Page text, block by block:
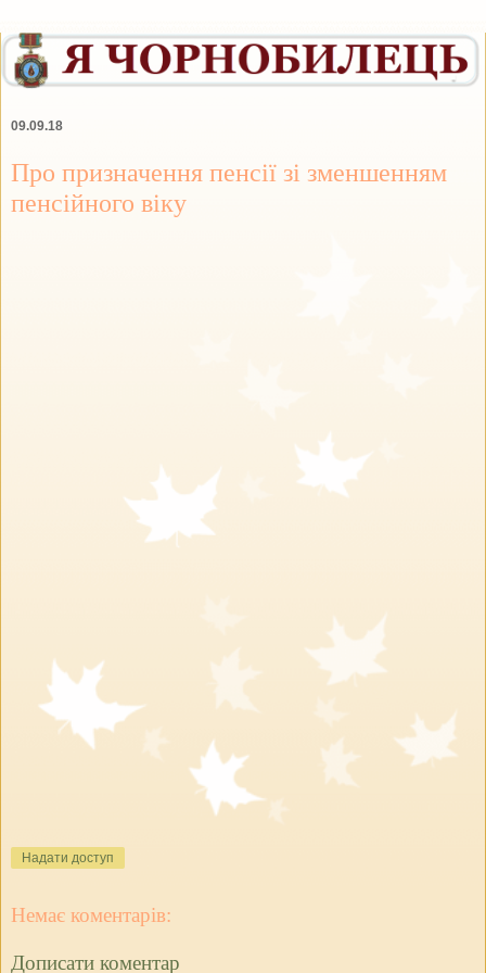
09.09.18
Про призначення пенсії зі зменшенням
пенсійного віку
Надати доступ
Немає коментарів:
Дописати коментар